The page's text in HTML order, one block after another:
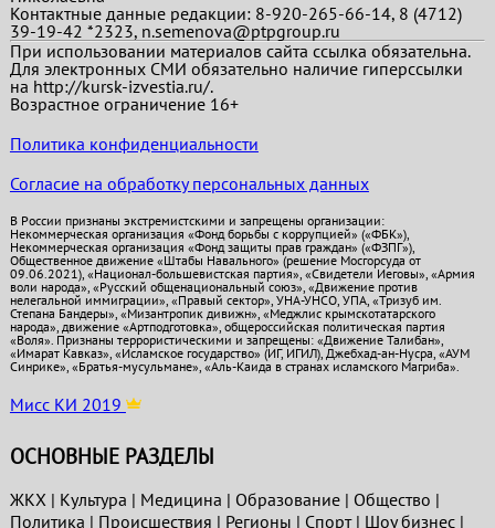
Контактные данные редакции: 8-920-265-66-14, 8 (4712)
39-19-42 *2323, n.semenova@ptpgroup.ru
При использовании материалов сайта ссылка обязательна.
Для электронных СМИ обязательно наличие гиперссылки
на http://kursk-izvestia.ru/.
Возрастное ограничение 16+
Политика конфиденциальности
Согласие на обработку персональных данных
В России признаны экстремистскими и запрещены организации:
Некоммерческая организация «Фонд борьбы с коррупцией» («ФБК»),
Некоммерческая организация «Фонд защиты прав граждан» («ФЗПГ»),
Общественное движение «Штабы Навального» (решение Мосгорсуда от
09.06.2021), «Национал-большевистская партия», «Свидетели Иеговы», «Армия
воли народа», «Русский общенациональный союз», «Движение против
нелегальной иммиграции», «Правый сектор», УНА-УНСО, УПА, «Тризуб им.
Степана Бандеры», «Мизантропик дивижн», «Меджлис крымскотатарского
народа», движение «Артподготовка», общероссийская политическая партия
«Воля». Признаны террористическими и запрещены: «Движение Талибан»,
«Имарат Кавказ», «Исламское государство» (ИГ, ИГИЛ), Джебхад-ан-Нусра, «АУМ
Синрике», «Братья-мусульмане», «Аль-Каида в странах исламского Магриба».
Мисс КИ 2019
ОСНОВНЫЕ РАЗДЕЛЫ
ЖКХ | Культура | Медицина | Образование| Общество |
Политика | Проиcшествия | Регионы | Спорт| Шоу бизнес|